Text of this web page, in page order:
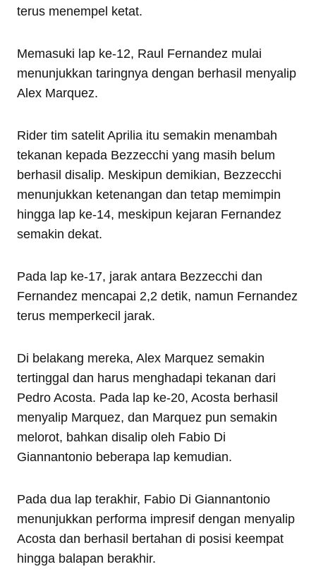
terus menempel ketat.
Memasuki lap ke-12, Raul Fernandez mulai
menunjukkan taringnya dengan berhasil menyalip
Alex Marquez.
Rider tim satelit Aprilia itu semakin menambah
tekanan kepada Bezzecchi yang masih belum
berhasil disalip. Meskipun demikian, Bezzecchi
menunjukkan ketenangan dan tetap memimpin
hingga lap ke-14, meskipun kejaran Fernandez
semakin dekat.
Pada lap ke-17, jarak antara Bezzecchi dan
Fernandez mencapai 2,2 detik, namun Fernandez
terus memperkecil jarak.
Di belakang mereka, Alex Marquez semakin
tertinggal dan harus menghadapi tekanan dari
Pedro Acosta. Pada lap ke-20, Acosta berhasil
menyalip Marquez, dan Marquez pun semakin
melorot, bahkan disalip oleh Fabio Di
Giannantonio beberapa lap kemudian.
Pada dua lap terakhir, Fabio Di Giannantonio
menunjukkan performa impresif dengan menyalip
Acosta dan berhasil bertahan di posisi keempat
hingga balapan berakhir.